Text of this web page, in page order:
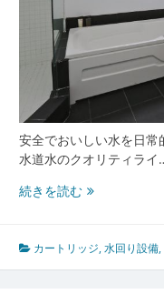
リ
ッ
ジ
進
化
の
今
と
び
安全でおいしい水を日常
水道水のクオリティライ
続きを読む浄
が
変
カートリッジ,水回り設備,